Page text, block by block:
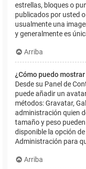
estrellas, bloques o
publicados por usted
usualmente una
y generalmente es
Arriba
¿Cómo puedo
Desde su Panel de
puede añadir un
métodos: Gravatar,
administración quien
tamaño y peso
disponible la opción
Administración para
Arriba